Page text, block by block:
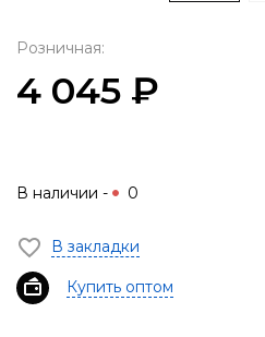
Розничная:
4 045 ₽
В наличии - 0
В закладки
Купить оптом